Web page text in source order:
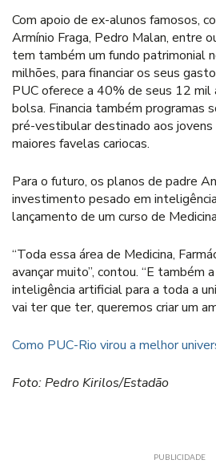
Com apoio de ex-alunos famosos,
Armínio Fraga, Pedro Malan, entre
tem também um fundo patrimonial
milhões, para financiar os seus
PUC oferece a 40% de seus 12
bolsa. Financia também programas
pré-vestibular destinado aos jovens
maiores favelas cariocas.
Para o futuro, os planos de padre
investimento pesado em
lançamento de um curso de
“Toda essa área de Medicina,
avançar muito”, contou. “E também
inteligência artificial para a toda a
vai ter que ter, queremos criar um
Como PUC-Rio virou a melhor
Foto: Pedro Kirilos/Estadão
PUBLICIDADE